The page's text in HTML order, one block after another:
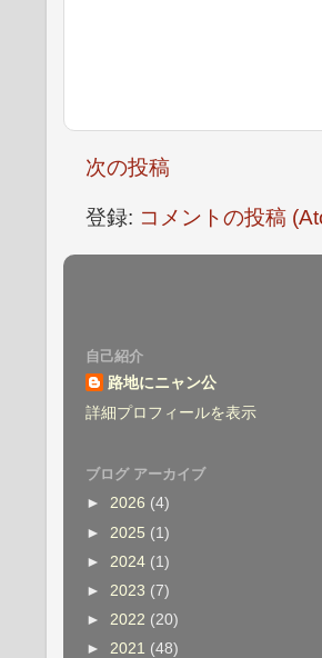
次の投稿
登録: コメントの投稿
自己紹介
路地にニャン公
詳細プロフィールを表示
ブログ アーカイブ
► 2026 (4)
► 2025 (1)
► 2024 (1)
► 2023 (7)
► 2022 (20)
► 2021 (48)